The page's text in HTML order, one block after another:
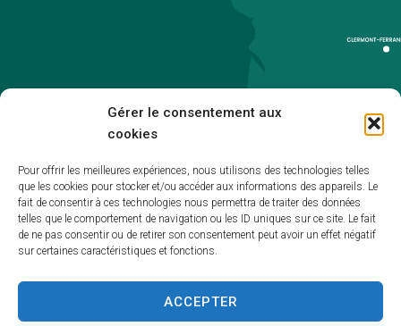
Gérer le consentement aux
cookies
Pour offrir les meilleures expériences, nous utilisons des technologies telles
que les cookies pour stocker et/ou accéder aux informations des appareils. Le
fait de consentir à ces technologies nous permettra de traiter des données
telles que le comportement de navigation ou les ID uniques sur ce site. Le fait
de ne pas consentir ou de retirer son consentement peut avoir un effet négatif
sur certaines caractéristiques et fonctions.
ACCEPTER
Accessibilité